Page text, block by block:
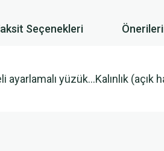
Seçenekleri
ayarlamalı yüzük…Kalınlık (açık